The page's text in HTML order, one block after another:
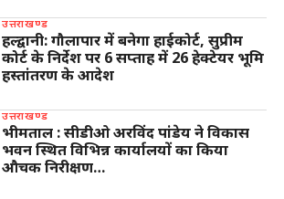
उत्तराखण्ड
हल्द्वानी: गौलापार में बनेगा हाईकोर्ट, सुप्रीम
कोर्ट के निर्देश पर 6 सप्ताह में 26 हेक्टेयर भूमि
हस्तांतरण के आदेश
उत्तराखण्ड
भीमताल : सीडीओ अरविंद पांडेय ने विकास
भवन स्थित विभिन्न कार्यालयों का किया
औचक निरीक्षण…